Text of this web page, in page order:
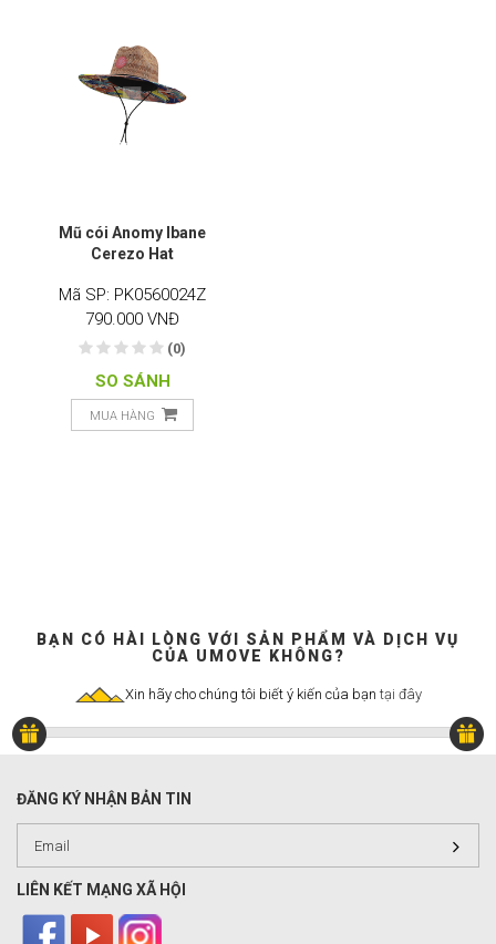
Mũ cói Anomy Ibane
Cerezo Hat
Mã SP: PK0560024Z
790.000 VNĐ
(0)
SO SÁNH
MUA HÀNG
BẠN CÓ HÀI LÒNG VỚI SẢN PHẨM VÀ DỊCH VỤ
CỦA UMOVE KHÔNG?
Xin hãy cho chúng tôi biết ý kiến của bạn tại đây
ĐĂNG KÝ NHẬN BẢN TIN
LIÊN KẾT MẠNG XÃ HỘI